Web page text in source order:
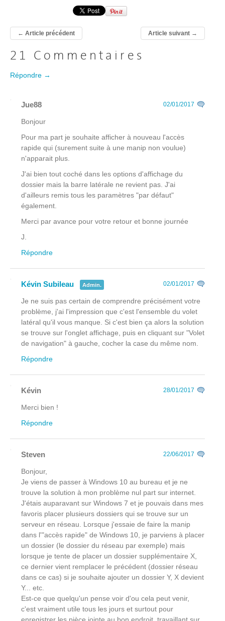
← Article précédent Article suivant→
21 Commentaires
Répondre →
Jue88 02/01/2017
Bonjour
Pour ma part je souhaite afficher à nouveau l'accès
rapide qui (surement suite à une manip non voulue)
n'apparait plus.
J'ai bien tout coché dans les options d'affichage du
dossier mais la barre latérale ne revient pas. J'ai
d'ailleurs remis tous les paramètres "par défaut"
également.
Merci par avance pour votre retour et bonne journée
J.
Répondre
Kévin Subileau Admin. 02/01/2017
Je ne suis pas certain de comprendre précisément votre
problème, j'ai l'impression que c'est l'ensemble du volet
latéral qu'il vous manque. Si c'est bien ça alors la solution
se trouve sur l'onglet affichage, puis en cliquant sur "Volet
de navigation" à gauche, cocher la case du même nom.
Répondre
Kévin 28/01/2017
Merci bien !
Répondre
Steven 22/06/2017
Bonjour,
Je viens de passer à Windows 10 au bureau et je ne
trouve la solution à mon problème nul part sur internet.
J'étais auparavant sur Windows 7 et je pouvais dans mes
favoris placer plusieurs dossiers qui se trouve sur un
serveur en réseau. Lorsque j'essaie de faire la manip
dans l'"accès rapide" de Windows 10, je parviens à placer
un dossier (le dossier du réseau par exemple) mais
lorsque je tente de placer un dossier supplémentaire X,
ce dernier vient remplacer le précédent (dossier réseau
dans ce cas) si je souhaite ajouter un dossier Y, X devient
Y... etc.
Est-ce que quelqu'un pense voir d'ou cela peut venir,
c'est vraiment utile tous les jours et surtout pour